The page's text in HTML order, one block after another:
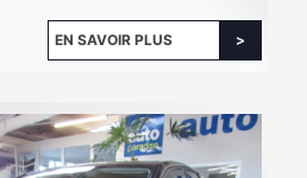
EN SAVOIR PLUS